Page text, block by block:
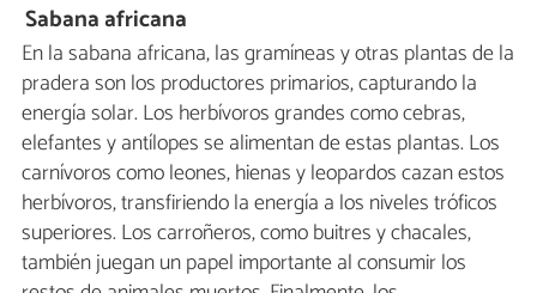
Sabana africana
En la sabana africana, las gramíneas y otras plantas de la
pradera son los productores primarios, capturando la
energía solar. Los herbívoros grandes como cebras,
elefantes y antílopes se alimentan de estas plantas. Los
carnívoros como leones, hienas y leopardos cazan estos
herbívoros, transfiriendo la energía a los niveles tróficos
superiores. Los carroñeros, como buitres y chacales,
también juegan un papel importante al consumir los